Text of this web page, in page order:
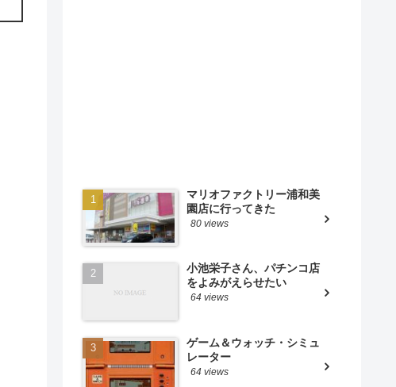
マリオファクトリー浦和美
園店に行ってきた
80 views
小池栄子さん、パチンコ店
をよみがえらせたい
64 views
ゲーム＆ウォッチ・シミュ
レーター
64 views